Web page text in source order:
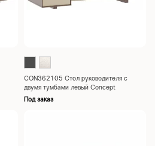
CON362105 Стол руководителя с
двумя тумбами левый Concept
2200x1000x760
Под заказ